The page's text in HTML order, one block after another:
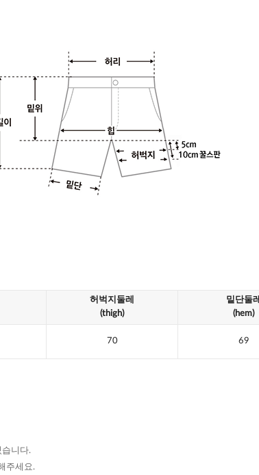
허벅지둘레
(thigh)
밑단둘레
(hem)
70 69
습니다.
주세요.